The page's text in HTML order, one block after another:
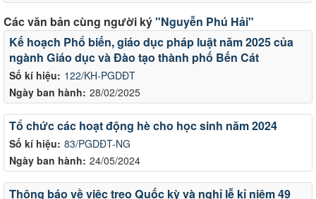
Các văn bản cùng người ký"Nguyễn Phú Hải"
Số kí hiệu: 122/KH-PGDĐT
Ngày ban hành: 28/02/2025
Kế hoạch Phổ biến, giáo dục pháp luật năm 2025 của
ngành Giáo dục và Đào tạo thành phố Bến Cát
Số kí hiệu: 83/PGDĐT-NG
Ngày ban hành: 24/05/2024
Tổ chức các hoạt động hè cho học sinh năm 2024
Thông báo về việc treo Quốc kỳ và nghỉ lễ kỉ niệm 49